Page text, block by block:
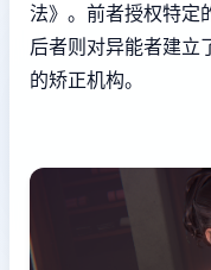
法》。前者授权特定
后者则对异能者建立
的矫正机构。